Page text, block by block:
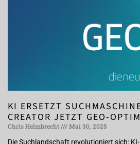
KI ERSETZT
CREATOR JETZT GEO-
Chris Helmbrecht
Mai 30, 2025
Die Suchlandschaft revolutioniert sich: